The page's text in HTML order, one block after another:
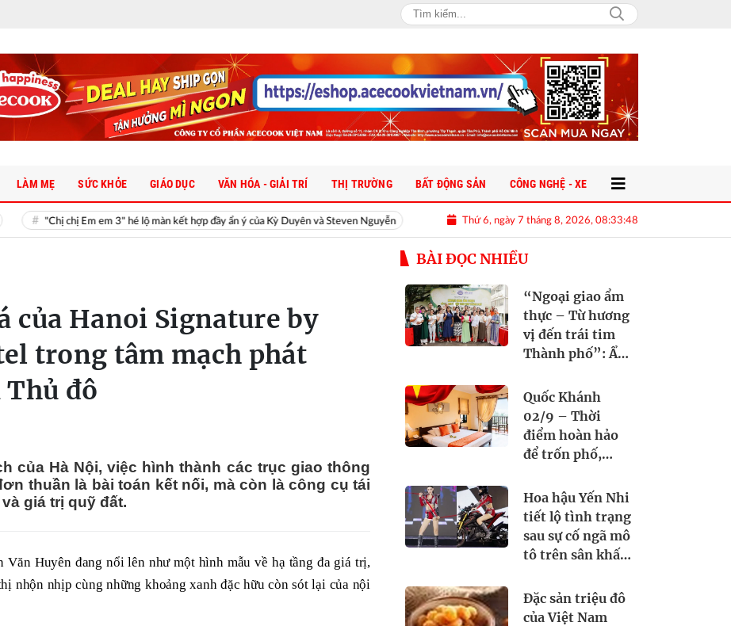
Em em 3" hé lộ màn kết hợp đầy ẩn ý của Kỳ Duyên và Steven Nguyễn Chi tiết 'kẻ thách thức' Honda Vision vừa ra mắt: Thiết kế đẹp như SH Mode,
Thứ 6, ngày 7 tháng 8, 2026, 08:33:49
LÀM MẸ SỨC KHỎE GIÁO DỤC VĂN HÓA - GIẢI TRÍ THỊ TRƯỜNG BẤT ĐỘNG SẢN CÔNG NGHỆ - XE
của Hanoi Signature by
trong tâm mạch phát
đô
của Hà Nội, việc hình thành các trục giao thông
thuần là bài toán kết nối, mà còn là công cụ tái
giá trị quỹ đất.
Văn Huyên đang nổi lên như một hình mẫu về hạ tầng đa giá trị,
nhộn nhịp cùng những khoảng xanh đặc hữu còn sót lại của nội
BÀI ĐỌC NHIỀU
“Ngoại giao ẩm
thực – Từ hương
vị đến trái tim
Thành phố”: Ẩm
kết nối tình hữu
nghị quốc tế
Quốc Khánh
02/9 – Thời
điểm hoàn hảo
để trốn phố,
Seahorse Resort
& Spa. Đặt lịch
ngay hôm nay!
Hoa hậu Yến Nhi
tiết lộ tình trạng
sau sự cố ngã mô
tô trên sân khấu
Vietnam 2026
Đặc sản triệu đô
của Việt Nam